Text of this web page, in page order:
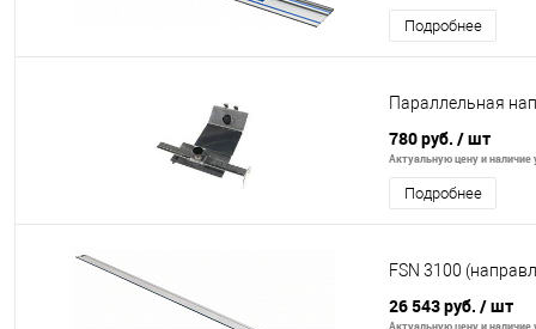
Подробнее
Параллельная
780 руб. / шт
Актуальную цену и наличие
Подробнее
FSN 3100
26 543 руб. / шт